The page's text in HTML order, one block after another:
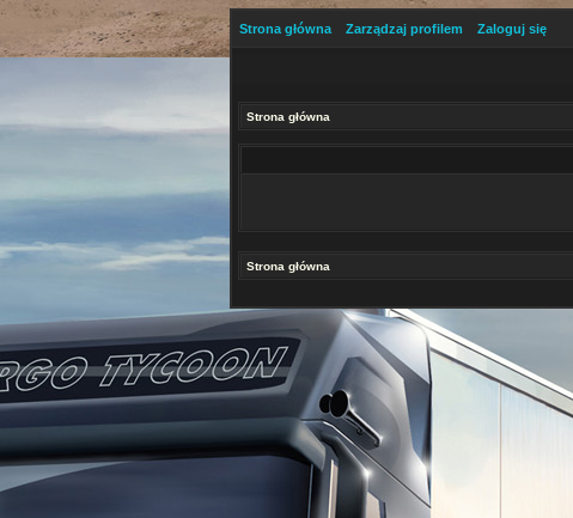
Strona główna Zarządzaj profilem Zaloguj się
Strona główna
Strona główna